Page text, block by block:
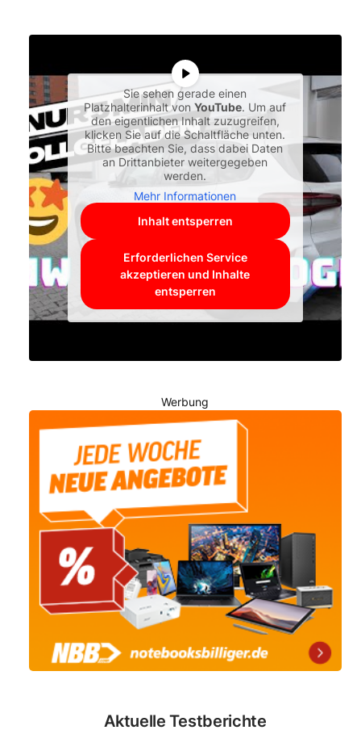
Sie sehen gerade einen
Platzhalterinhalt vonYouTube. Um auf
den eigentlichen Inhalt zuzugreifen,
klicken Sie auf die Schaltfläche unten.
Bitte beachten Sie, dass dabei Daten
an Drittanbieter weitergegeben
werden.
Mehr Informationen
Inhalt entsperren
Erforderlichen Service
akzeptieren und Inhalte
entsperren
Werbung
Aktuelle Testberichte